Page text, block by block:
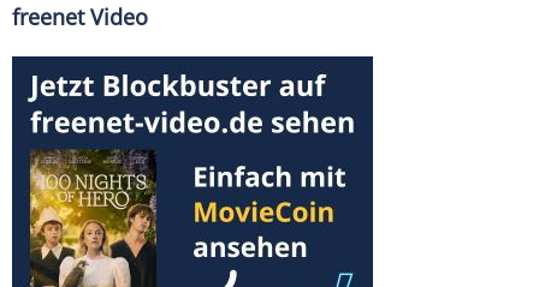
freenet Video